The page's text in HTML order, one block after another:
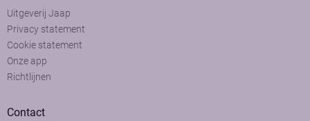
Uitgeverij Jaap
Privacy statement
Cookie statement
Onze app
Richtlijnen
Contact